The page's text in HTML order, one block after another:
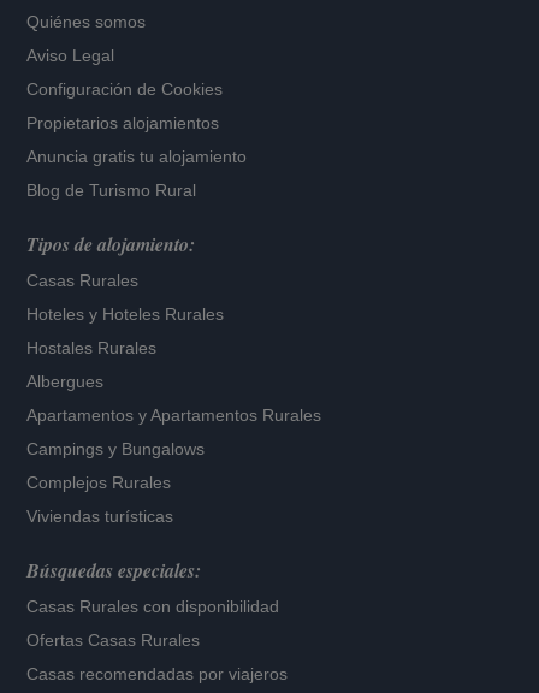
Quiénes somos
Aviso Legal
Configuración de Cookies
Propietarios alojamientos
Anuncia gratis tu alojamiento
Blog de Turismo Rural
Tipos de alojamiento:
Casas Rurales
Hoteles y Hoteles Rurales
Hostales Rurales
Albergues
Apartamentos yApartamentos Rurales
Campings y Bungalows
Complejos Rurales
Viviendas turísticas
Búsquedas especiales:
Casas Rurales con disponibilidad
Ofertas Casas Rurales
Casas recomendadas por viajeros